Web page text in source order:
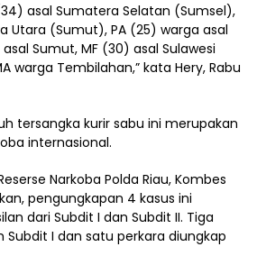
asal Sumatera Selatan (Sumsel),
Utara (Sumut), PA (25) warga asal
Sumut, MF (30) asal Sulawesi
warga Tembilahan,” kata Hery, Rabu
tersangka kurir sabu ini merupakan
internasional.
Narkoba Polda Riau, Kombes
pengungkapan 4 kasus ini
dari Subdit I dan Subdit II. Tiga
Subdit I dan satu perkara diungkap